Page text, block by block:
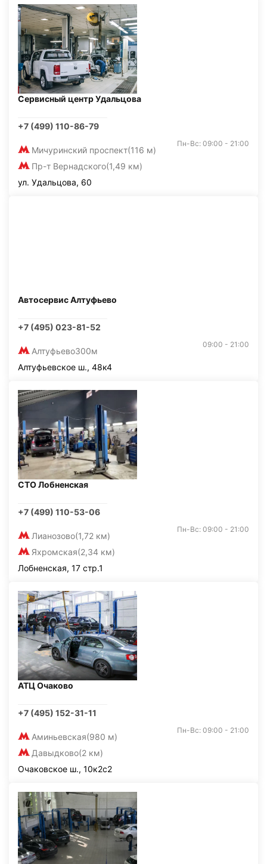
Сервисный центр Удальцова
+7 (499) 110-86-79
Мичуринский проспект(116 м)
Пр-т Вернадского(1,49 км)
Пн-Вс: 09:00 - 21:00
ул. Удальцова, 60
Автосервис Алтуфьево
+7 (495) 023-81-52
Алтуфьево300м
09:00 - 21:00
Алтуфьевское ш., 48к4
СТО Лобненская
+7 (499) 110-53-06
Лианозово(1,72 км)
Яхромская(2,34 км)
Пн-Вс: 09:00 - 21:00
Лобненская, 17 стр.1
АТЦ Очаково
+7 (495) 152-31-11
Аминьевская(980 м)
Давыдково(2 км)
Пн-Вс: 09:00 - 21:00
Очаковское ш., 10к2с2